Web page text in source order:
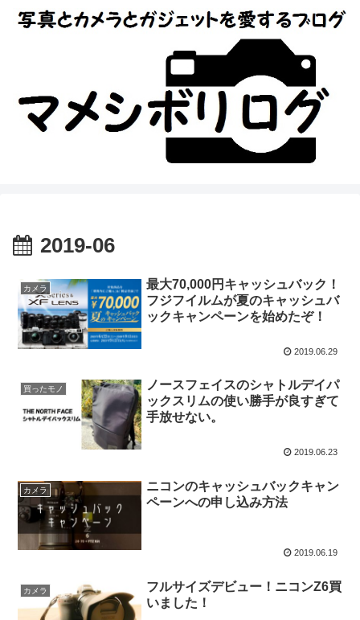
2019-06
カメラ
最大70,000円キャッシュバック！
フジフイルムが夏のキャッシュバ
ックキャンペーンを始めたぞ！
2019.06.29
買ったモノ
ノースフェイスのシャトルデイパ
ックスリムの使い勝手が良すぎて
手放せない。
2019.06.23
カメラ
ニコンのキャッシュバックキャン
ペーンへの申し込み方法
2019.06.19
カメラ
フルサイズデビュー！ニコンZ6買
いました！